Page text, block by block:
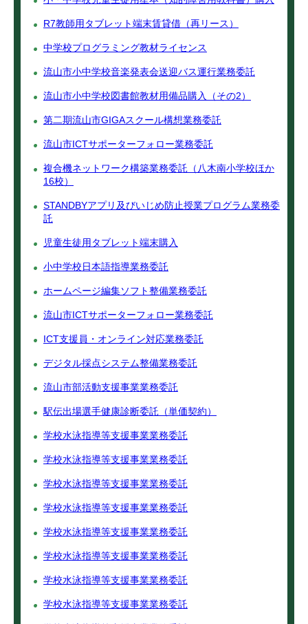
R7教師用タブレット端末賃貸借（再リース）
中学校プログラミング教材ライセンス
流山市小中学校音楽発表会送迎バス運行業務委託
流山市小中学校図書館教材用備品購入（その2）
第二期流山市GIGAスクール構想業務委託
流山市ICTサポーターフォロー業務委託
複合機ネットワーク構築業務委託（八木南小学校ほか
16校）
STANDBYアプリ及びいじめ防止授業プログラム業務委
託
児童生徒用タブレット端末購入
小中学校日本語指導業務委託
ホームページ編集ソフト整備業務委託
流山市ICTサポーターフォロー業務委託
ICT支援員・オンライン対応業務委託
デジタル採点システム整備業務委託
流山市部活動支援事業業務委託
駅伝出場選手健康診断委託（単価契約）
学校水泳指導等支援事業業務委託
学校水泳指導等支援事業業務委託
学校水泳指導等支援事業業務委託
学校水泳指導等支援事業業務委託
学校水泳指導等支援事業業務委託
学校水泳指導等支援事業業務委託
学校水泳指導等支援事業業務委託
学校水泳指導等支援事業業務委託